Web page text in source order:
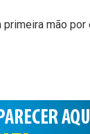
mão